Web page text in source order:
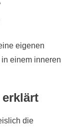
eigenen
einem inneren
die